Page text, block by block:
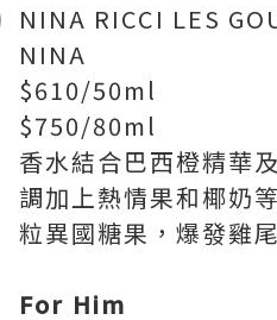
NINA RICCI LES
NINA
$610/50ml
$750/80ml
香水結合巴西橙精華
調加上熱情果和椰奶
粒異國糖果，爆發雞
For Him